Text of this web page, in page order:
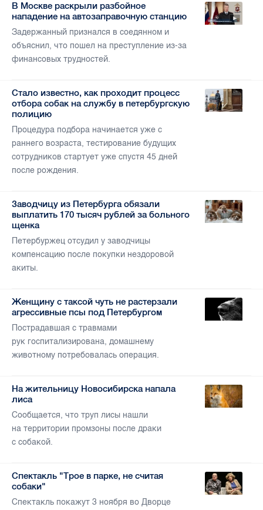
В Москве раскрыли разбойное
нападение на автозаправочную станцию
Задержанный признался в соедянном и
объяснил, что пошел на преступление из-за
финансовых трудностей.
Стало известно, как проходит процесс
отбора собак на службу в петербургскую
полицию
Процедура подбора начинается уже с
раннего возраста, тестирование будущих
сотрудников стартует уже спустя 45 дней
после рождения.
Заводчицу из Петербурга обязали
выплатить 170 тысяч рублей за больного
щенка
Петербуржец отсудил у заводчицы
компенсацию после покупки нездоровой
акиты.
Женщину с таксой чуть не растерзали
агрессивные псы под Петербургом
Пострадавшая с травмами
рук госпитализирована, домашнему
животному потребовалась операция.
На жительницу Новосибирска напала
лиса
Сообщается, что труп лисы нашли
на территории промзоны после драки
с собакой.
Спектакль "Трое в парке, не считая
собаки"
Спектакль покажут 3 ноября во Дворце